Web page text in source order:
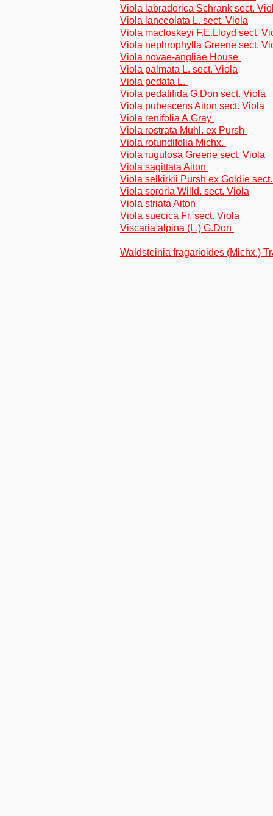
Viola labradorica Schrank sect.
Viola lanceolata L. sect. Viola
Viola macloskeyi F.E.Lloyd sect.
Viola nephrophylla Greene sect.
Viola novae-angliae House
Viola palmata L. sect. Viola
Viola pedata L.
Viola pedatifida G.Don sect. Viola
Viola pubescens Aiton sect. Viola
Viola renifolia A.Gray
Viola rostrata Muhl. ex Pursh
Viola rotundifolia Michx.
Viola rugulosa Greene sect. Viola
Viola sagittata Aiton
Viola selkirkii Pursh ex Goldie
Viola sororia Willd. sect. Viola
Viola striata Aiton
Viola suecica Fr. sect. Viola
Viscaria alpina (L.) G.Don
Waldsteinia fragarioides (Michx.)